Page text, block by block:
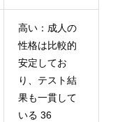
高い：成人の
性格は比較的
安定してお
り、テスト結
果も一貫して
いる 36